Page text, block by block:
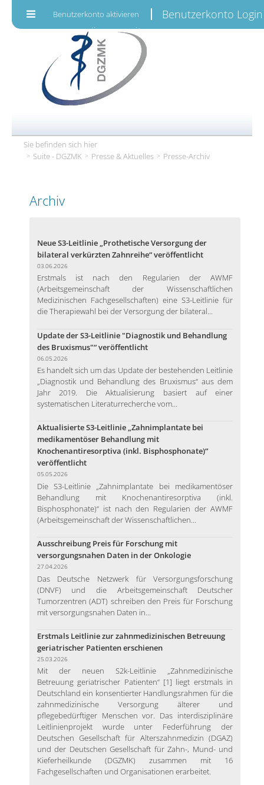
Benutzerkonto aktivieren Benutzerkonto Login
Sie befinden sich hier
Suite - DGZMK
Presse & Aktuelles Presse-Archiv
Archiv
Neue S3-Leitlinie „Prothetische Versorgung der
bilateral verkürzten Zahnreihe“ veröffentlicht
03.06.2026
Erstmals ist nach den Regularien der AWMF
(Arbeitsgemeinschaft der Wissenschaftlichen
Medizinischen Fachgesellschaften) eine S3-Leitlinie für
die Therapiewahl bei der Versorgung der bilateral...
Update der S3-Leitlinie "Diagnostik und Behandlung
des Bruxismus"“ veröffentlicht
06.05.2026
Es handelt sich um das Update der bestehenden Leitlinie
„Diagnostik und Behandlung des Bruxismus“ aus dem
Jahr 2019. Die Aktualisierung basiert auf einer
systematischen Literaturrecherche vom...
Aktualisierte S3-Leitlinie „Zahnimplantate bei
medikamentöser Behandlung mit
Knochenantiresorptiva (inkl. Bisphosphonate)“
veröffentlicht
05.05.2026
Die S3-Leitlinie „Zahnimplantate bei medikamentöser
Behandlung mit Knochenantiresorptiva (inkl.
Bisphosphonate)“ ist nach den Regularien der AWMF
(Arbeitsgemeinschaft der Wissenschaftlichen...
Ausschreibung Preis für Forschung mit
versorgungsnahen Daten in der Onkologie
27.04.2026
Das Deutsche Netzwerk für Versorgungsforschung
(DNVF) und die Arbeitsgemeinschaft Deutscher
Tumorzentren (ADT) schreiben den Preis für Forschung
mit versorgungsnahen Daten in...
Erstmals Leitlinie zur zahnmedizinischen Betreuung
geriatrischer Patienten erschienen
25.03.2026
Mit der neuen S2k-Leitlinie „Zahnmedizinische
Betreuung geriatrischer Patienten“ [1] liegt erstmals in
Deutschland ein konsentierter Handlungsrahmen für die
zahnmedizinische Versorgung älterer und
pflegebedürftiger Menschen vor. Das interdisziplinäre
Leitlinienprojekt wurde unter Federführung der
Deutschen Gesellschaft für Alterszahnmedizin (DGAZ)
und der Deutschen Gesellschaft für Zahn-, Mund- und
Kieferheilkunde (DGZMK) zusammen mit 16
Fachgesellschaften und Organisationen erarbeitet.